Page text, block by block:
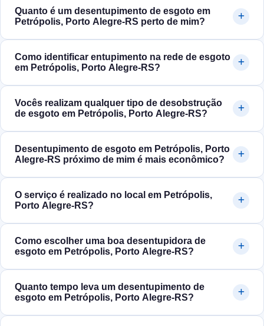
Quanto é um desentupimento de esgoto em
Petrópolis, Porto Alegre‑RS perto de mim?
Como identificar entupimento na rede de esgoto
em Petrópolis, Porto Alegre‑RS?
Vocês realizam qualquer tipo de desobstrução
de esgoto em Petrópolis, Porto Alegre‑RS?
Desentupimento de esgoto em Petrópolis, Porto
Alegre‑RS próximo de mim é mais econômico?
O serviço é realizado no local em Petrópolis,
Porto Alegre‑RS?
Como escolher uma boa desentupidora de
esgoto em Petrópolis, Porto Alegre‑RS?
Quanto tempo leva um desentupimento de
esgoto em Petrópolis, Porto Alegre‑RS?